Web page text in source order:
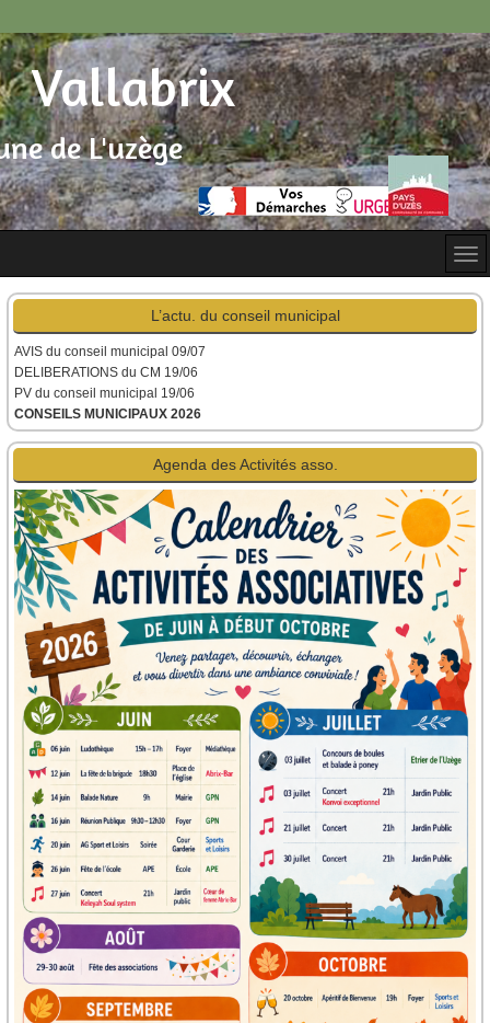
de L'uzège
Vallabrix
L’actu. du conseil municipal
AVIS du conseil municipal 09/07
DELIBERATIONS du CM 19/06
PV du conseil municipal 19/06
CONSEILS MUNICIPAUX 2026
Agenda des Activités asso.